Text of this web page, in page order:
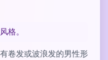
格。
卷发或波浪发的男性形